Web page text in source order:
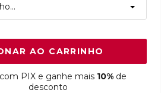
AO CARRINHO
com PIX e ganhe mais 10% de
desconto